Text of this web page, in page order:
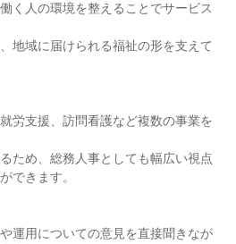
く人の環境を整えることでサービス
地域に届けられる福祉の形を支えて
労支援、訪問看護など複数の事業を
ため、総務人事としても幅広い視点
できます。
運用についての意見を直接聞きなが